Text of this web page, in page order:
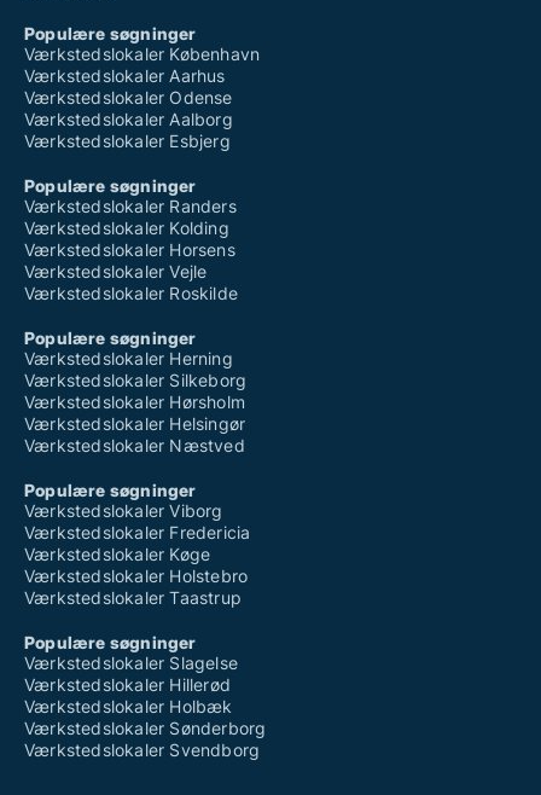
Populære søgninger
Værkstedslokaler København
Værkstedslokaler Aarhus
Værkstedslokaler Odense
Værkstedslokaler Aalborg
Værkstedslokaler Esbjerg
Populære søgninger
Værkstedslokaler Randers
Værkstedslokaler Kolding
Værkstedslokaler Horsens
Værkstedslokaler Vejle
Værkstedslokaler Roskilde
Populære søgninger
Værkstedslokaler Herning
Værkstedslokaler Silkeborg
Værkstedslokaler Hørsholm
Værkstedslokaler Helsingør
Værkstedslokaler Næstved
Populære søgninger
Værkstedslokaler Viborg
Værkstedslokaler Fredericia
Værkstedslokaler Køge
Værkstedslokaler Holstebro
Værkstedslokaler Taastrup
Populære søgninger
Værkstedslokaler Slagelse
Værkstedslokaler Hillerød
Værkstedslokaler Holbæk
Værkstedslokaler Sønderborg
Værkstedslokaler Svendborg